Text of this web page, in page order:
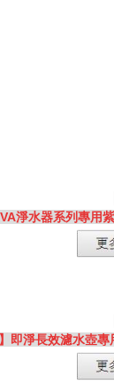
淨水器系列專用
】即淨長效濾水壺